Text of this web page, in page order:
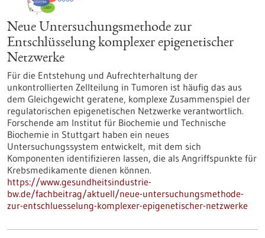
Neue Untersuchungsmethode zur
Entschlüsselung komplexer epigenetischer
Netzwerke
Für die Entstehung und Aufrechterhaltung der
unkontrollierten Zellteilung in Tumoren ist häufig das aus
dem Gleichgewicht geratene, komplexe Zusammenspiel der
regulatorischen epigenetischen Netzwerke verantwortlich.
Forschende am Institut für Biochemie und Technische
Biochemie in Stuttgart haben ein neues
Untersuchungssystem entwickelt, mit dem sich
Komponenten identifizieren lassen, die als Angriffspunkte für
Krebsmedikamente dienen können.
https://www.gesundheitsindustrie-
bw.de/fachbeitrag/aktuell/neue-untersuchungsmethode-
zur-entschluesselung-komplexer-epigenetischer-netzwerke